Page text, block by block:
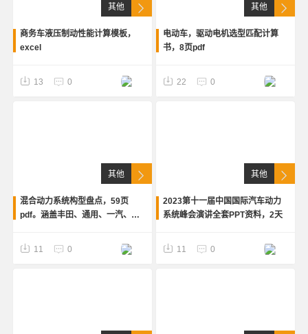
其他
商务车液压制动性能计算模板，
excel
13 0
其他
电动车，驱动电机选型匹配计算
书，8页pdf
22 0
其他
混合动力系统构型盘点，59页
pdf。涵盖丰田、通用、一汽、比
11 0
其他
2023第十一届中国国际汽车动力
系统峰会演讲全套PPT资料，2天
11 0